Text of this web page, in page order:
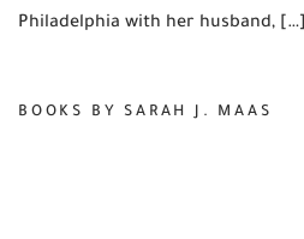
Philadelphia with her husband, […]
BOOKS BY SARAH J. MAAS